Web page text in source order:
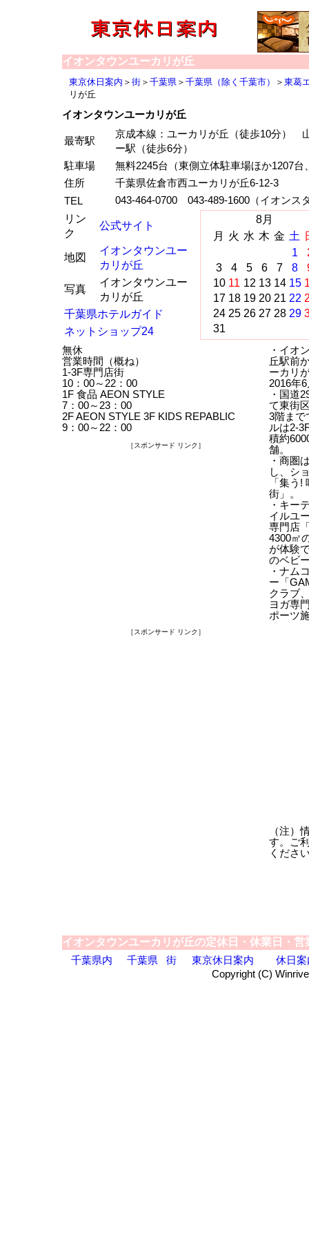
イオンタウンユーカリが丘
東京休日案内 ＞ 街 ＞ 千葉県 ＞ 千葉県（除く千葉市） ＞ 東葛
リが丘
イオンタウンユーカリが丘
最寄駅
京成本線：ユーカリが丘（徒歩10分）
ー駅（徒歩6分）
駐車場
無料2245台（東側立体駐車場ほか1207
住所
千葉県佐倉市西ユーカリが丘6-12-3
TEL
043-464-0700 043-489-1600（イオンス
リン
ク
公式サイト
地図
イオンタウンユー
カリが丘
写真
イオンタウンユー
カリが丘
千葉県ホテルガイド
ネットショップ24
8月
月
火 水 木 金 土
1
3
4 5 6 7 8
10 11 12 13 14 15
17 18 19 20 21 22
24 25 26 27 28 29
31
無休
営業時間（概ね）
1-3F専門店街
10：00～22：00
1F 食品 AEON STYLE
7：00～23：00
2F AEON STYLE 3F KIDS REPABLIC
9：00～22：00
［スポンサード リンク］
［スポンサード リンク］
・イオ
丘駅前
ーカリ
2016年
・国道
て東街
3階まで
ルは2-
積約
舗。
・商圏
し、シ
「集う
街」。
・キー
イルユ
専門店
4300㎡
が体験
のベビ
・ナム
ー「
クラブ
ヨガ専
ポーツ
（注）
す。ご
くださ
イオンタウンユーカリが丘の定休日・休業日・
千葉県内
千葉県 街 東京休日案内
休日案
Copyright (C)